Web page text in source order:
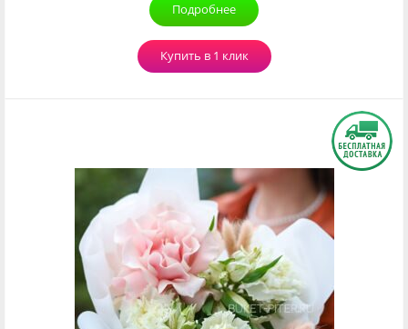
Подробнее
Купить в 1 клик